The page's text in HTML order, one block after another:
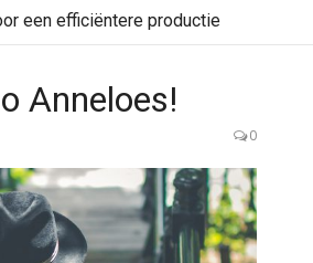
een efficiëntere productie
Anneloes!
0